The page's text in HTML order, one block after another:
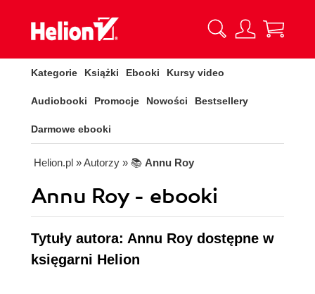
Kategorie Książki Ebooki Kursy video
Audiobooki Promocje Nowości Bestsellery
Darmowe ebooki
Helion.pl » Autorzy » 📚 Annu Roy
Annu Roy - ebooki
Tytuły autora: Annu Roy dostępne w
księgarni Helion